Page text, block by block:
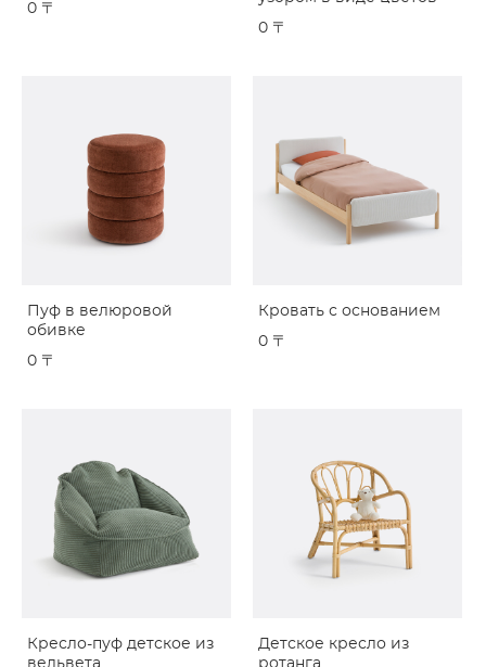
0 〒
0 〒
Пуф в велюровой
обивке
0 〒
Кровать с основанием
0 〒
Кресло-пуф детское из
вельвета
Детское кресло из
ротанга